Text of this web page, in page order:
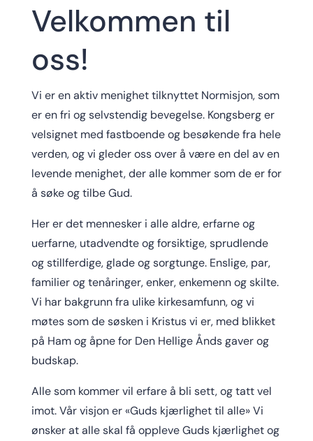
Velkommen til
oss!
Vi er en aktiv menighet tilknyttet Normisjon, som
er en fri og selvstendig bevegelse. Kongsberg er
velsignet med fastboende og besøkende fra hele
verden, og vi gleder oss over å være en del av en
levende menighet, der alle kommer som de er for
å søke og tilbe Gud.
Her er det mennesker i alle aldre, erfarne og
uerfarne, utadvendte og forsiktige, sprudlende
og stillferdige, glade og sorgtunge. Enslige, par,
familier og tenåringer, enker, enkemenn og skilte.
Vi har bakgrunn fra ulike kirkesamfunn, og vi
møtes som de søsken i Kristus vi er, med blikket
på Ham og åpne for Den Hellige Ånds gaver og
budskap.
Alle som kommer vil erfare å bli sett, og tatt vel
imot. Vår visjon er «Guds kjærlighet til alle» Vi
ønsker at alle skal få oppleve Guds kjærlighet og